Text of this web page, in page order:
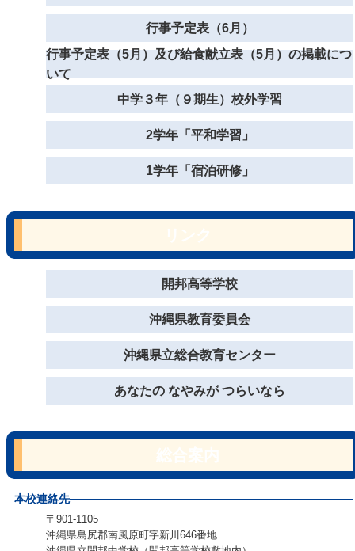
行事予定表（6月）
行事予定表（5月）及び給食献立表（5月）の掲載につ
いて
中学３年（９期生）校外学習
2学年「平和学習」
1学年「宿泊研修」
開邦高等学校
沖縄県教育委員会
沖縄県立総合教育センター
あなたの なやみが つらいなら
本校連絡先
〒901-1105
沖縄県島尻郡南風原町字新川646番地